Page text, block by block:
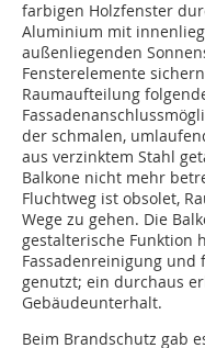
farbigen Holzfenster
Aluminium mit
außenliegenden
Fensterelemente
Raumaufteilung
der schmalen,
aus verzinktem Stahl
Balkone nicht mehr
Fluchtweg ist obsolet,
Wege zu gehen. Die
gestalterische Funktion
Fassadenreinigung
genutzt; ein durchaus
Gebäudeunterhalt.
Beim Brandschutz gab